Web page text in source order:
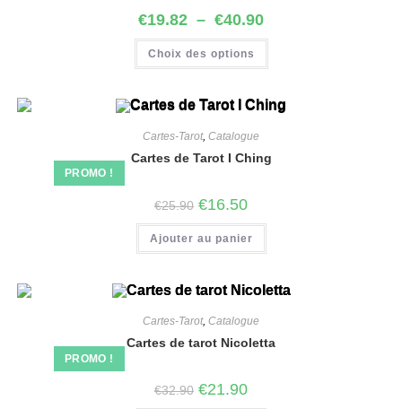
€19.82 – €40.90
Choix des options
PROMO !
Cartes-Tarot, Catalogue
Cartes de Tarot I Ching
€25.90 €16.50
Ajouter au panier
PROMO !
Cartes-Tarot, Catalogue
Cartes de tarot Nicoletta
€32.90 €21.90